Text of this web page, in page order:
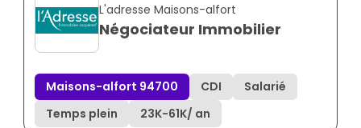
L'adresse Maisons-alfort
Négociateur Immobilier
Maisons-alfort 94700 CDI
Salarié
Temps plein
23K-61K/ an